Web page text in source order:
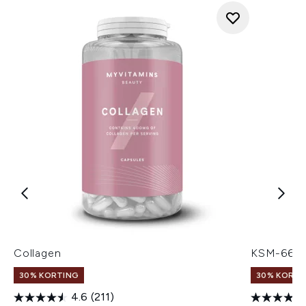
Collagen
30% KORTING
4.6 (211)
KSM-66®
30%